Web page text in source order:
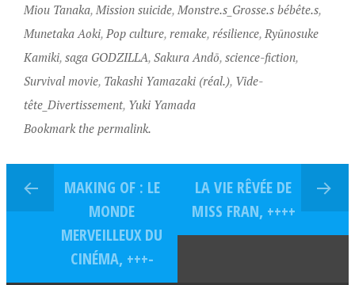
Miou Tanaka, Mission suicide, Monstre.s_Grosse.s bébête.s,
Munetaka Aoki, Pop culture, remake, résilience, Ryūnosuke
Kamiki, saga GODZILLA, Sakura Andō, science-fiction,
Survival movie, Takashi Yamazaki (réal.), Vide-
tête_Divertissement, Yuki Yamada
Bookmark the permalink.
MAKING OF : LE
MONDE
MERVEILLEUX DU
CINÉMA, +++-
LA VIE RÊVÉE DE
MISS FRAN, ++++